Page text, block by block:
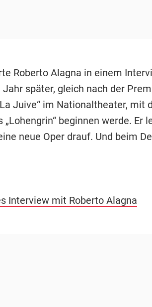
Roberto Alagna in einem
später, gleich nach der
Juive“ im Nationaltheater, mit
beginnen werde. Er
neue Oper drauf. Und beim
Interview mit Roberto Alagna